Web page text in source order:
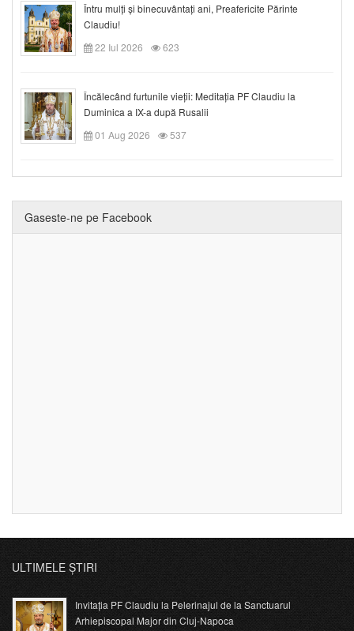
Întru mulți și binecuvântați ani, Preafericite Părinte
Claudiu!
22 Iul 2026
623
Încălecând furtunile vieții: Meditația PF Claudiu la
Duminica a IX-a după Rusalii
01 Aug 2026
537
Gaseste-ne pe Facebook
ULTIMELE ȘTIRI
Invitația PF Claudiu la Pelerinajul de la Sanctuarul
Arhiepiscopal Major din Cluj-Napoca